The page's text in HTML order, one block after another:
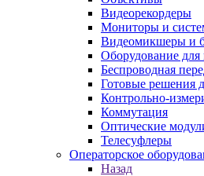
Видеорекордеры
Мониторы и
Видеомикшеры и
Оборудование
Беспроводная
Готовые решения
Контрольно-
Коммутация
Оптические
Телесуфлеры
Операторское
Назад